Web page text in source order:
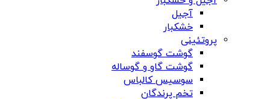
آجیل
خشکبار
پروتئینی
گوشت گوسفند
گوشت گاو و گوساله
سوسیس کالباس
تخم پرندگان